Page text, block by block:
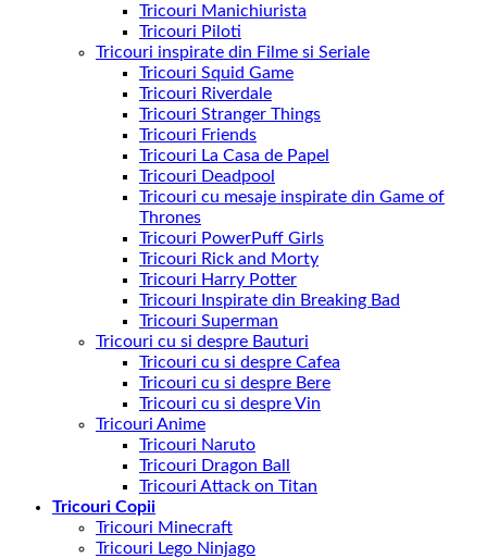
Tricouri Manichiurista
Tricouri Piloti
Tricouri inspirate din Filme si Seriale
Tricouri Squid Game
Tricouri Riverdale
Tricouri Stranger Things
Tricouri Friends
Tricouri La Casa de Papel
Tricouri Deadpool
Tricouri cu mesaje inspirate din Game of
Thrones
Tricouri PowerPuff Girls
Tricouri Rick and Morty
Tricouri Harry Potter
Tricouri Inspirate din Breaking Bad
Tricouri Superman
Tricouri cu si despre Bauturi
Tricouri cu si despre Cafea
Tricouri cu si despre Bere
Tricouri cu si despre Vin
Tricouri Anime
Tricouri Naruto
Tricouri Dragon Ball
Tricouri Attack on Titan
Tricouri Copii
Tricouri Minecraft
Tricouri Lego Ninjago